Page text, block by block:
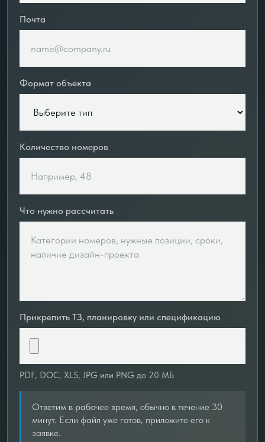
Почта
Формат объекта
Количество номеров
Что нужно рассчитать
Прикрепить ТЗ, планировку или спецификацию
PDF, DOC, XLS, JPG или PNG до 20 МБ
Ответим в рабочее время, обычно в течение 30
минут. Если файл уже готов, приложите его к
заявке.